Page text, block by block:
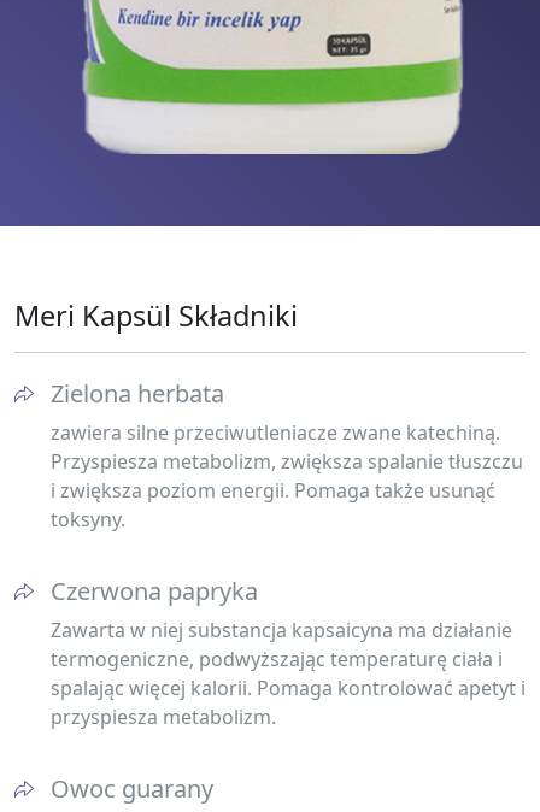
Meri Kapsül Składniki
Zielona herbata
zawiera silne przeciwutleniacze zwane katechiną.
Przyspiesza metabolizm, zwiększa spalanie tłuszczu
i zwiększa poziom energii. Pomaga także usunąć
toksyny.
Czerwona papryka
Zawarta w niej substancja kapsaicyna ma działanie
termogeniczne, podwyższając temperaturę ciała i
spalając więcej kalorii. Pomaga kontrolować apetyt i
przyspiesza metabolizm.
Owoc guarany